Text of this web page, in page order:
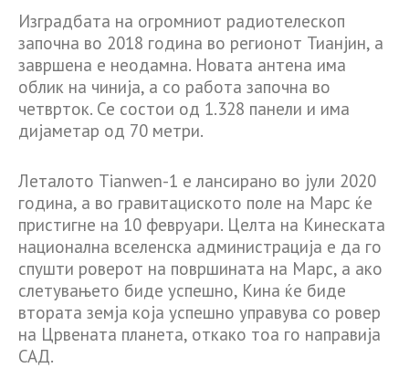
Изградбата на огромниот радиотелескоп
започна во 2018 година во регионот Тианјин, а
завршена е неодамна. Новата антена има
облик на чинија, а со работа започна во
четврток. Се состои од 1.328 панели и има
дијаметар од 70 метри.
Леталото Tianwen-1 е лансирано во јули 2020
година, а во гравитациското поле на Марс ќе
пристигне на 10 февруари. Целта на Кинеската
национална вселенска администрација е да го
спушти роверот на површината на Марс, а ако
слетувањето биде успешно, Кина ќе биде
втората земја која успешно управува со ровер
на Црвената планета, откако тоа го направија
САД.